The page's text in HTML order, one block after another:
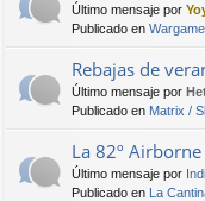
Último mensaje por
Publicado en
Rebajas de
Último mensaje por
Publicado en Matrix /
La 82º
Último mensaje por
Publicado en La